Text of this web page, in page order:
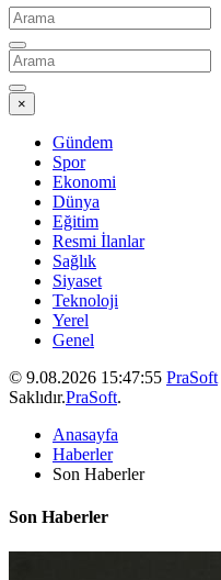
×
Gündem
Spor
Ekonomi
Dünya
Eğitim
Resmi İlanlar
Sağlık
Siyaset
Teknoloji
Yerel
Genel
© 9.08.2026 15:47:55 PraSoft
Saklıdır.PraSoft.
Anasayfa
Haberler
Son Haberler
Son Haberler